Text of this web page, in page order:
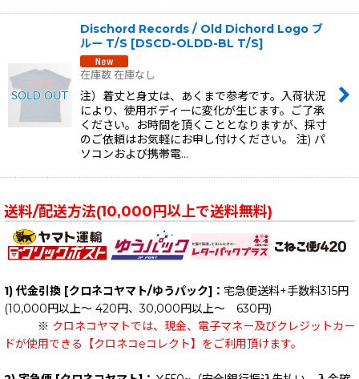
Dischord Records / Old Dichord Logo ブ
ルー T/S [DSCD-OLDD-BL T/S]
在庫数 在庫なし
注）着丈と身丈は、あくまで参考です。入荷状況
により、使用ボディーに変化が生じます。ご了承
ください。お時間を頂くこととなりますが、採寸
のご依頼はお気軽にお申し付けください。 注) パ
ソコンおよび携帯電…
送料/配送方法(10,000円以上で送料無料)
1) 代金引換 [クロネコヤマト/ゆうパック]： 宅急便送料+手数料315円
(10,000円以上～ 420円、30,000円以上～ 630円)
※ クロネコヤマトでは、現金、電子マネー及びクレジットカー
ドが使用できる【クロネコeコレクト】をご利用頂けます。